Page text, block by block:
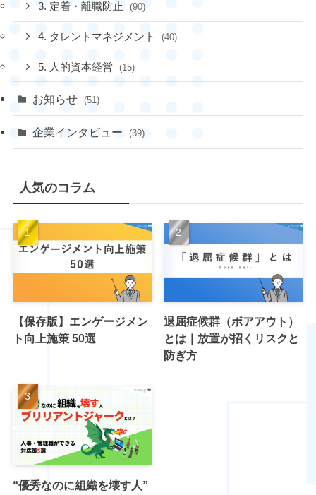
3. 定着・離職防止 (90)
4. タレントマネジメント (40)
5. 人的資本経営 (15)
お知らせ (51)
企業インタビュー (39)
人気のコラム
【保存版】エンゲージメン
ト向上施策 50選
退屈症候群（ボアアウト）
とは｜放置が招くリスクと
防ぎ方
“優秀なのに組織を壊す人”